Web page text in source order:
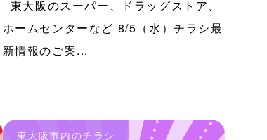
東大阪のスーパー、ドラッグストア、
ホームセンターなど 8/5（水）チラシ最
新情報のご案...
東大阪市内のチラシ